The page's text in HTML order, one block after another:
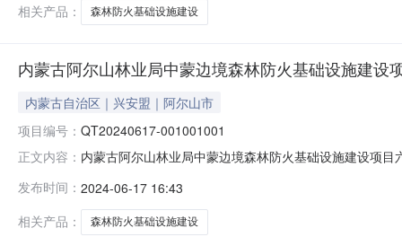
相关产品：
森林防火基础设施建设
内蒙古阿尔山林业局中蒙边境森林防火基础设施建设
内蒙古自治区｜兴安盟｜阿尔山市
项目编号： QT20240617-001001001
正文内容： 内蒙古阿尔山林业局中蒙边境森林防火基础设施建设项
发布时间： 2024-06-17 16:43
相关产品：
森林防火基础设施建设